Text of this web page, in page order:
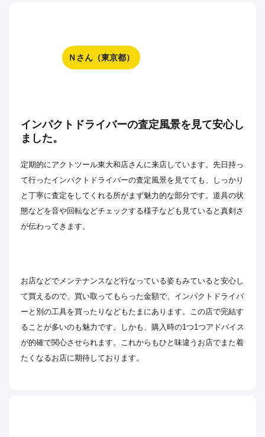
Ｎさん（東京都）
インパクトドライバーの査定風景を見て安心し
ました。
定期的にアクトツール東大和店さんに来店しています。先日持っ
て行ったインパクトドライバーの査定風景を見てても、しっかり
と丁寧に査定をしてくれる所がまず魅力的な部分です。道具の状
態などを音や回転などチェックする様子なども見ていると真剣さ
が伝わってきます。
お店などでメンテナンスなど行なっている姿もみていると安心し
て買えるので、買い取ってもらった金額で、インパクトドライバ
ーと別の工具を買ったりなどもたまにあります。この店で完結す
ることが多いのも魅力です。しかも、購入時の1つ1つアドバイス
が的確で関心させられます。これからもひと味違うお店でまた着
たくなるお店に期待しております。